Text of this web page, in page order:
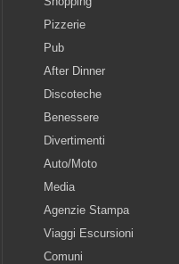
Pizzerie
Pub
After Dinner
Discoteche
Benessere
Divertimenti
Auto/Moto
Media
Agenzie Stampa
Viaggi Escursioni
Comuni